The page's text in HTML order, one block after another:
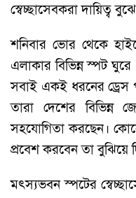
স্বেচ্ছাসেবকরা দায়িত্ব
শনিবার ভোর থেকে
এলাকার বিভিন্ন স্পট ঘুরে
সবাই একই ধরনের ড্রেস
তারা দেশের বিভিন্ন
সহযোগিতা করছেন।
প্রবেশ করবেন তা বুঝিয়ে
মৎস্যভবন স্পটের